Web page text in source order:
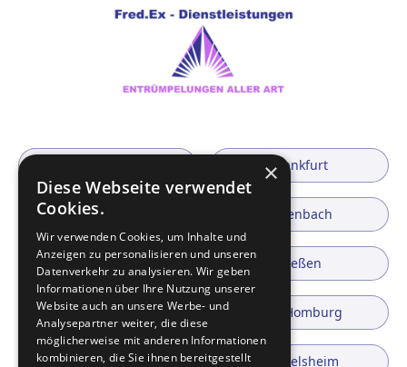
Frankfurt
Wiesbaden Offenbach
Bad Nauheim Gießen
Rodgau Bad Homburg
Gelnhausen Rüsselsheim
×
Diese Webseite verwendet
Cookies.
Wir verwenden Cookies, um Inhalte und
Anzeigen zu personalisieren und unseren
Datenverkehr zu analysieren. Wir geben
Informationen über Ihre Nutzung unserer
Website auch an unsere Werbe- und
Analysepartner weiter, die diese
möglicherweise mit anderen Informationen
kombinieren, die Sie ihnen bereitgestellt